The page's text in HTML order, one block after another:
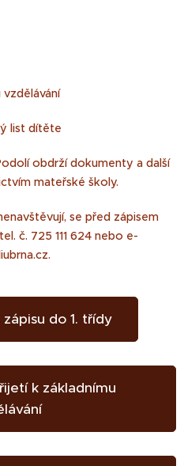
list dítěte
obdrží dokumenty a další
mateřské školy.
se před zápisem
č. 725 111 624 nebo e-
do 1. třídy
k základnímu